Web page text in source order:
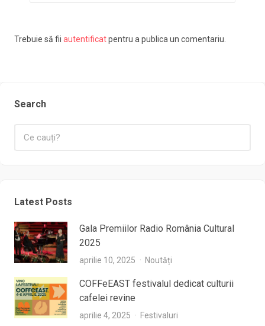
Trebuie să fii autentificatpentru a publica un comentariu.
Search
Latest Posts
Gala Premiilor Radio România Cultural
2025
aprilie 10, 2025 Noutăți
COFFeEAST festivalul dedicat culturii
cafelei revine
aprilie 4, 2025 Festivaluri